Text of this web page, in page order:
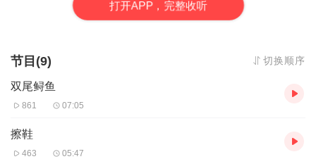
打开APP，完整收听
节目(9) 切换顺序
双尾鲟鱼
861 07:05
擦鞋
463 05:47